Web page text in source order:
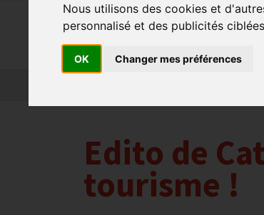
Nous utilisons des cookies et
personnalisé et des publicités
OK Changer mes préférences
Edito de
tourisme !